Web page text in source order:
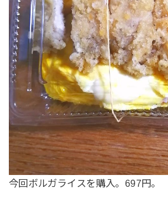
今回ボルガライスを購入。697円。